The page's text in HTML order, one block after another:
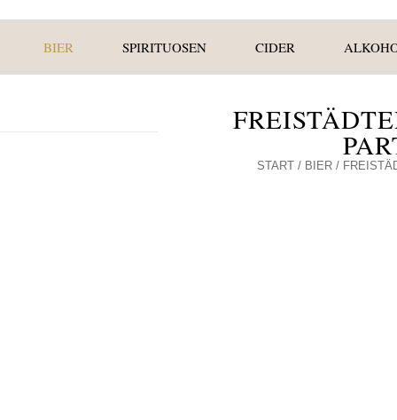
BIER SPIRITUOSEN CIDER
START / BIER /